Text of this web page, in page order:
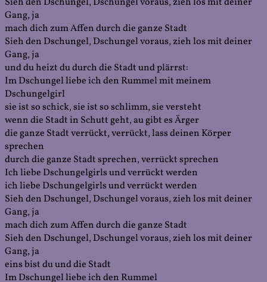
Gang, ja
mach dich zum Affen durch die ganze Stadt
Sieh den Dschungel, Dschungel voraus, zieh los mit deiner
Gang, ja
und du heizt du durch die Stadt und plärrst:
Im Dschungel liebe ich den Rummel mit meinem
Dschungelgirl
sie ist so schick, sie ist so schlimm, sie versteht
wenn die Stadt in Schutt geht, au gibt es Ärger
die ganze Stadt verrückt, verrückt, lass deinen Körper
sprechen
durch die ganze Stadt sprechen, verrückt sprechen
Ich liebe Dschungelgirls und verrückt werden
ich liebe Dschungelgirls und verrückt werden
Sieh den Dschungel, Dschungel voraus, zieh los mit deiner
Gang, ja
mach dich zum Affen durch die ganze Stadt
Sieh den Dschungel, Dschungel voraus, zieh los mit deiner
Gang, ja
eins bist du und die Stadt
Im Dschungel liebe ich den Rummel